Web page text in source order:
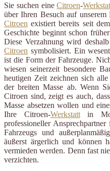
Sie suchen eineCitroen-
über Ihren Besuch auf
Citroen existiert bereits seit
Geschichte beginnt schon
Diese Verzahnung wird
Citroen symbolisiert. Ein
ist die Form der Fahrzeuge.
wiesen seinerzeit besondere
heutigen Zeit zeichnen sich
der breiten Masse ab. Wenn
Citroen sind, zeigt es auch,
Masse absetzen wollen und
Ihre Citroen-Werkstattin
professioneller
Fahrzeugs und
äußerst ärgerlich und können
vermieden werden. Denn fast
verzichten.